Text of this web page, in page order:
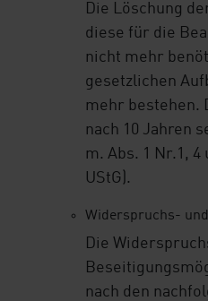
Die Löschung
diese für die
nicht mehr
gesetzlichen
mehr bestehen.
nach 10 Jahren
m. Abs. 1 Nr.1, 4
UStG).
Widerspruchs-
Die
nach den